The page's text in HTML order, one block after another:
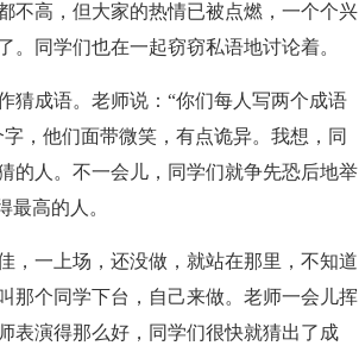
不高，但大家的热情已被点燃，一个个兴
同学们也在一起窃窃私语地讨论着。
猜成语。老师说：“你们每人写两个成语
，他们面带微笑，有点诡异。我想，同
的人。不一会儿，同学们就争先恐后地举
最高的人。
，一上场，还没做，就站在那里，不知道
那个同学下台，自己来做。老师一会儿挥
表演得那么好，同学们很快就猜出了成